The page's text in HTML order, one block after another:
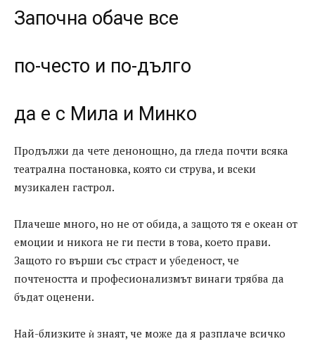
Започна обаче все
по-често и по-дълго
да е с Мила и Минко
Продължи да чете денонощно, да гледа почти всяка
театрална постановка, която си струва, и всеки
музикален гастрол.
Плачеше много, но не от обида, а защото тя е океан от
емоции и никога не ги пести в това, което прави.
Защото го върши със страст и убеденост, че
почтеността и професионализмът винаги трябва да
бъдат оценени.
Най-близките ѝ знаят, че може да я разплаче всичко